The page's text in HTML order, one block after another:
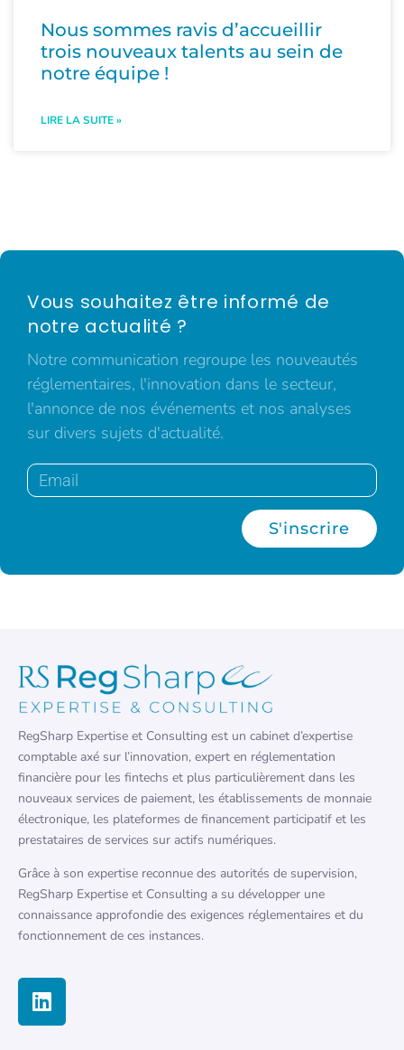
Nous sommes ravis d’accueillir
trois nouveaux talents au sein de
notre équipe !
LIRE LA SUITE »
Vous souhaitez être informé de
notre actualité ?
Notre communication regroupe les nouveautés
réglementaires, l'innovation dans le secteur,
l'annonce de nos événements et nos analyses
sur divers sujets d'actualité.
S'inscrire
RegSharp Expertise et Consulting est un cabinet d’expertise
comptable axé sur l’innovation, expert en réglementation
financière pour les fintechs et plus particulièrement dans les
nouveaux services de paiement, les établissements de monnaie
électronique, les plateformes de financement participatif et les
prestataires de services sur actifs numériques.
Grâce à son expertise reconnue des autorités de supervision,
RegSharp Expertise et Consulting a su développer une
connaissance approfondie des exigences réglementaires et du
fonctionnement de ces instances.